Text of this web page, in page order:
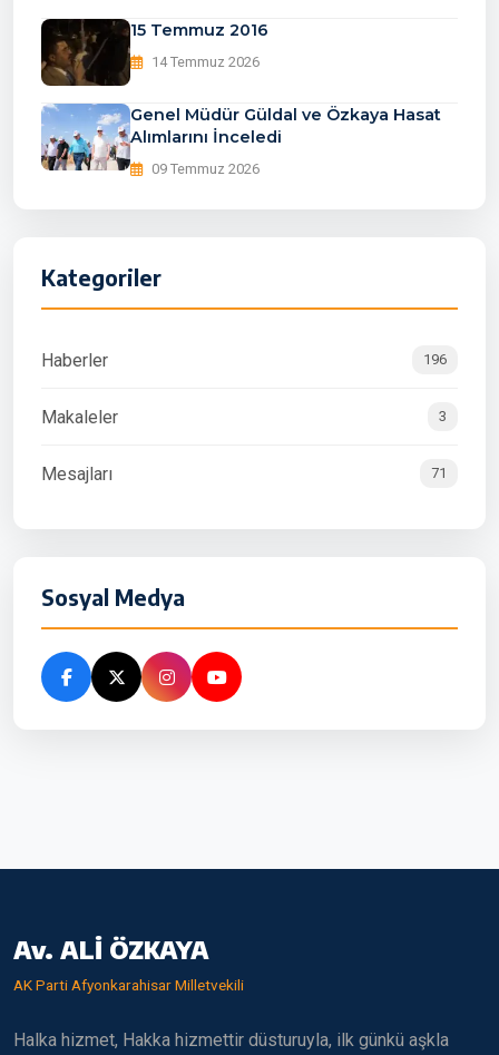
15 Temmuz 2016
14 Temmuz 2026
Genel Müdür Güldal ve Özkaya Hasat
Alımlarını İnceledi
09 Temmuz 2026
Kategoriler
Haberler 196
Makaleler 3
Mesajları 71
Sosyal Medya
Av. ALİ ÖZKAYA
AK Parti Afyonkarahisar Milletvekili
Halka hizmet, Hakka hizmettir düsturuyla, ilk günkü aşkla